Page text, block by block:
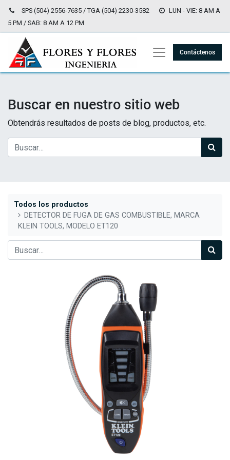
SPS (504) 2556-7635 / TGA (504) 2230-3582
LUN - VIE: 8 AM A
5 PM / SAB: 8 AM A 12 PM
Contáctenos
Buscar en nuestro sitio web
Obtendrás resultados de posts de blog, productos, etc.
Todos los productos
DETECTOR DE FUGA DE GAS COMBUSTIBLE, MARCA
KLEIN TOOLS, MODELO ET120